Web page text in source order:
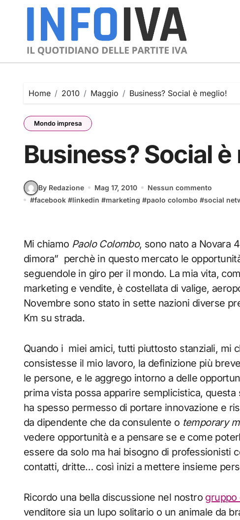
Home 2010 Maggio Business? Social è meglio!
Mondo impresa
Business? Social
By Redazione Mag 17, 2010
Nessun commento
#facebook #linkedin #marketing #paolo colombo #social
Mi chiamo Paolo Colombo, sono nato a Novara
dimora” perchè in questo mercato le
seguendole in giro per il mondo. La mia vita,
marketing e vendite, è costellata di valige,
Novembre sono stato in sette nazioni diverse
Km su strada.
Quando i miei amici, tutti piuttosto stanziali, mi
consistesse il mio lavoro, la definizione più
le persone, e le aggrego intorno a delle
prima vista possa apparire semplicistica, questa
ha spesso permesso di portare innovazione e
da dipendente che da consulente o temporary
vedere opportunità e a pensare se e come
essere da solo ma hai bisogno di professionisti
contatti, dritte… così inizi a mettere insieme
Ricordo una bella discussione nel nostro gruppo
venditore sia un lupo solitario o un animale da